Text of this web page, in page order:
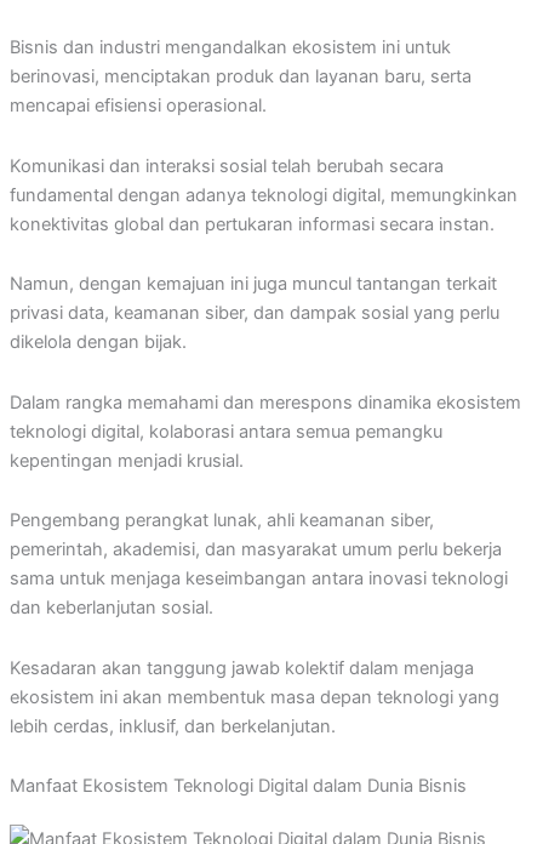
Bisnis dan industri mengandalkan ekosistem ini untuk
berinovasi, menciptakan produk dan layanan baru, serta
mencapai efisiensi operasional.
Komunikasi dan interaksi sosial telah berubah secara
fundamental dengan adanya teknologi digital, memungkinkan
konektivitas global dan pertukaran informasi secara instan.
Namun, dengan kemajuan ini juga muncul tantangan terkait
privasi data, keamanan siber, dan dampak sosial yang perlu
dikelola dengan bijak.
Dalam rangka memahami dan merespons dinamika ekosistem
teknologi digital, kolaborasi antara semua pemangku
kepentingan menjadi krusial.
Pengembang perangkat lunak, ahli keamanan siber,
pemerintah, akademisi, dan masyarakat umum perlu bekerja
sama untuk menjaga keseimbangan antara inovasi teknologi
dan keberlanjutan sosial.
Kesadaran akan tanggung jawab kolektif dalam menjaga
ekosistem ini akan membentuk masa depan teknologi yang
lebih cerdas, inklusif, dan berkelanjutan.
Manfaat Ekosistem Teknologi Digital dalam Dunia Bisnis